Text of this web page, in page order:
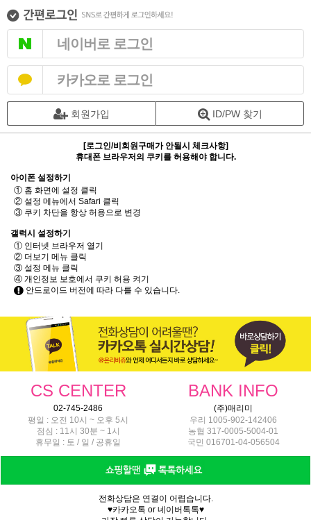
네이버로 로그인
카카오로 로그인
회원가입 ID/PW 찾기
[로그인/비회원구매가 안될시 체크사항]
휴대폰 브라우저의 쿠키를 허용해야 합니다.
아이폰 설정하기
① 홈 화면에 설정 클릭
② 설정 메뉴에서 Safari 클릭
③ 쿠키 차단을 항상 허용으로 변경
갤럭시 설정하기
① 인터넷 브라우저 열기
② 더보기 메뉴 클릭
③ 설정 메뉴 클릭
④ 개인정보 보호에서 쿠키 허용 켜기
안드로이드 버전에 따라 다를 수 있습니다.
CS CENTER BANK INFO
02-745-2486
(주)매리미
평일 : 오전 10시 ~ 오후 5시
점심 : 11시 30분 ~ 1시
휴무일 : 토 / 일 / 공휴일
우리 1005-902-142406
농협 317-0005-5004-01
국민 016701-04-056504
전화상담은 연결이 어렵습니다.
♥카카오톡 or 네이버톡톡♥